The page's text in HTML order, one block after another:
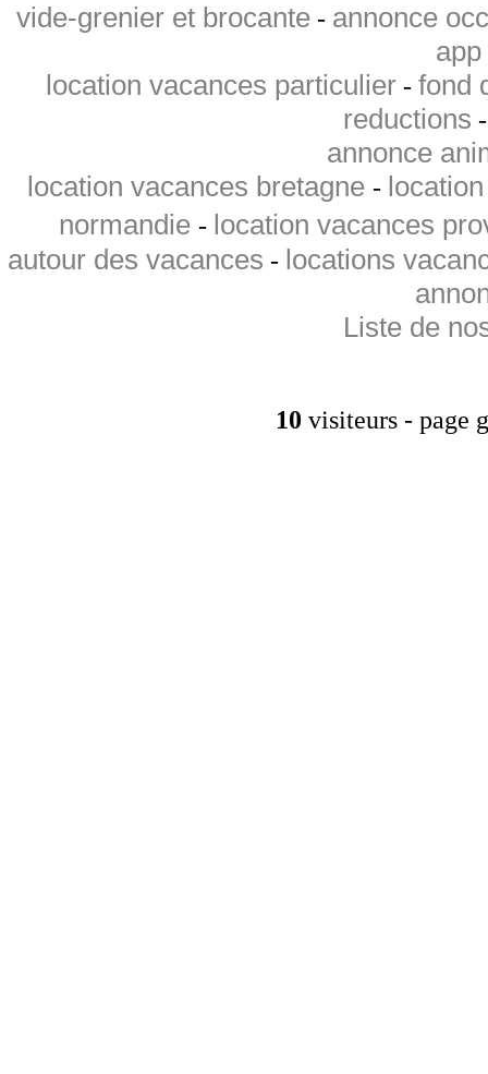
vide-grenier et brocante- annonce
location vacances particulier - fond
reductions
annonce
location vacances bretagne -
normandie - location vacances
autour des vacances - locations
Liste de
10 visiteurs -